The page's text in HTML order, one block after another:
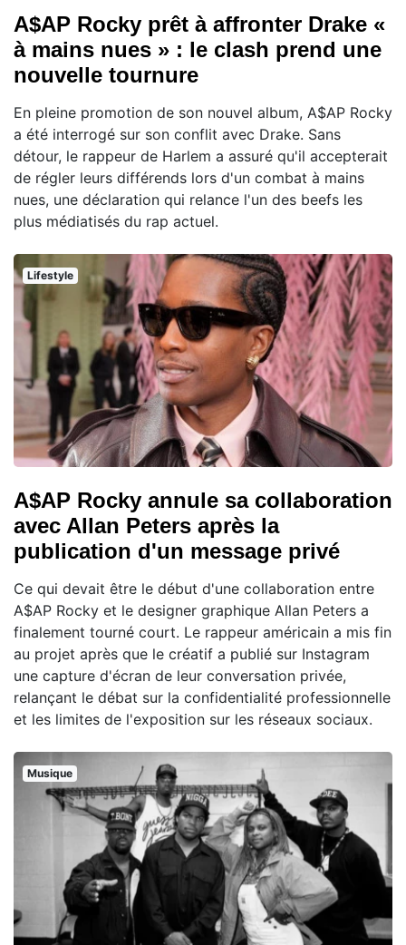
A$AP Rocky prêt à affronter Drake «
à mains nues » : le clash prend une
nouvelle tournure
En pleine promotion de son nouvel album, A$AP Rocky
a été interrogé sur son conflit avec Drake. Sans
détour, le rappeur de Harlem a assuré qu'il accepterait
de régler leurs différends lors d'un combat à mains
nues, une déclaration qui relance l'un des beefs les
plus médiatisés du rap actuel.
Lifestyle
A$AP Rocky annule sa collaboration
avec Allan Peters après la
publication d'un message privé
Ce qui devait être le début d'une collaboration entre
A$AP Rocky et le designer graphique Allan Peters a
finalement tourné court. Le rappeur américain a mis fin
au projet après que le créatif a publié sur Instagram
une capture d'écran de leur conversation privée,
relançant le débat sur la confidentialité professionnelle
et les limites de l'exposition sur les réseaux sociaux.
Musique